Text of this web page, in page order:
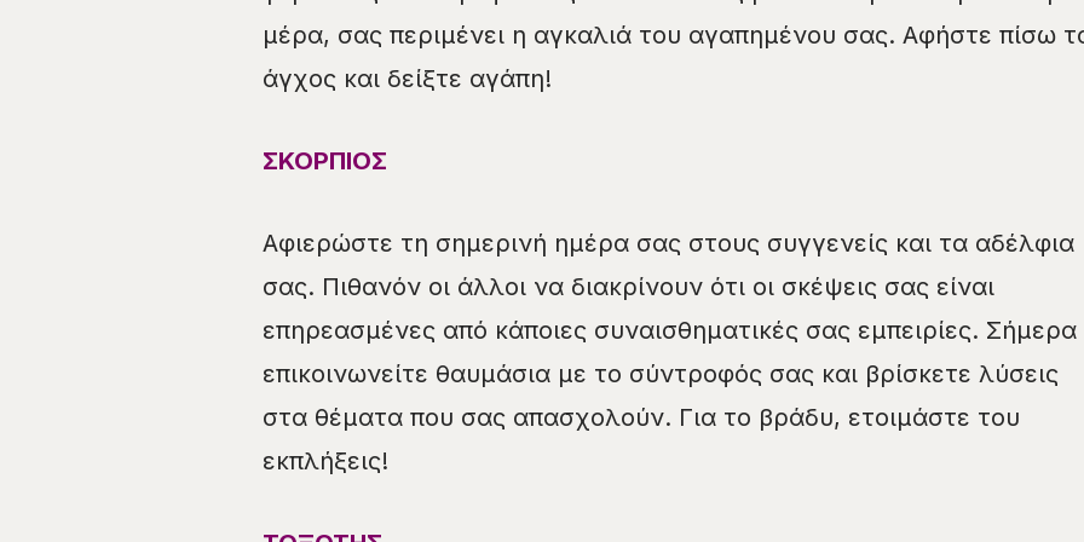
μέρα, σας περιμένει η αγκαλιά του αγαπημένου σας. Αφήστε πίσω
άγχος και δείξτε αγάπη!
ΣΚΟΡΠΙΟΣ
Αφιερώστε τη σημερινή ημέρα σας στους συγγενείς και τα αδέλφια
σας. Πιθανόν οι άλλοι να διακρίνουν ότι οι σκέψεις σας είναι
επηρεασμένες από κάποιες συναισθηματικές σας εμπειρίες. Σήμερα
επικοινωνείτε θαυμάσια με το σύντροφός σας και βρίσκετε λύσεις
στα θέματα που σας απασχολούν. Για το βράδυ, ετοιμάστε του
εκπλήξεις!